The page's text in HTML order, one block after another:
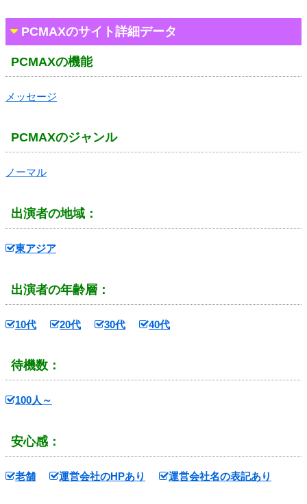
PCMAXのサイト詳細データ
PCMAXの機能
メッセージ
PCMAXのジャンル
ノーマル
出演者の地域：
東アジア
出演者の年齢層：
10代 20代 30代 40代
待機数：
100人～
安心感：
老舗 運営会社のHPあり 運営会社名の表記あり